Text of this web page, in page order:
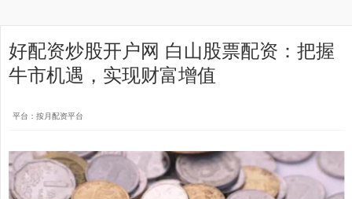
好配资炒股开户网 白山股票配资：把握
牛市机遇，实现财富增值
平台：按月配资平台